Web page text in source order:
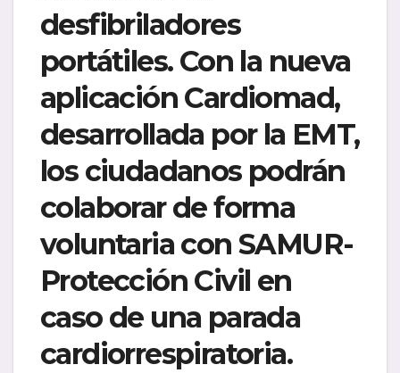
desfibriladores
portátiles. Con la nueva
aplicación Cardiomad,
desarrollada por la EMT,
los ciudadanos podrán
colaborar de forma
voluntaria con SAMUR-
Protección Civil en
caso de una parada
cardiorrespiratoria.